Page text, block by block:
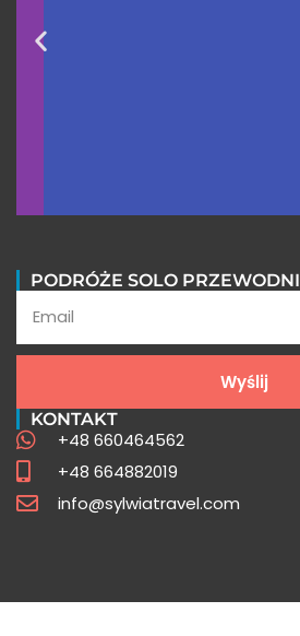
Wycieczki do
zadawane pytania o
Sprawdź
PODRÓŻE SOLO
Wyślij
KONTAKT
+48 660464562
+48 664882019
info@sylwiatravel.com